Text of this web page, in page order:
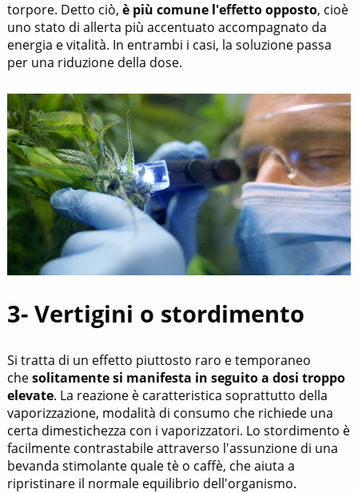
torpore. Detto ciò, è più comune l'effetto opposto, cioè
uno stato di allerta più accentuato accompagnato da
energia e vitalità. In entrambi i casi, la soluzione passa
per una riduzione della dose.
3- Vertigini o stordimento
Si tratta di un effetto piuttosto raro e temporaneo
chesolitamente si manifesta in seguito a dosi troppo
elevate. La reazione è caratteristica soprattutto della
vaporizzazione, modalità di consumo che richiede una
certa dimestichezza con i vaporizzatori. Lo stordimento è
facilmente contrastabile attraverso l'assunzione di una
bevanda stimolante quale tè o caffè, che aiuta a
ripristinare il normale equilibrio dell'organismo.